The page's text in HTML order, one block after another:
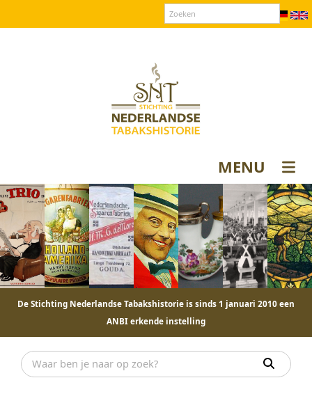
MENU
De Stichting Nederlandse Tabakshistorie is sinds 1 januari 2010 een
ANBI erkende instelling